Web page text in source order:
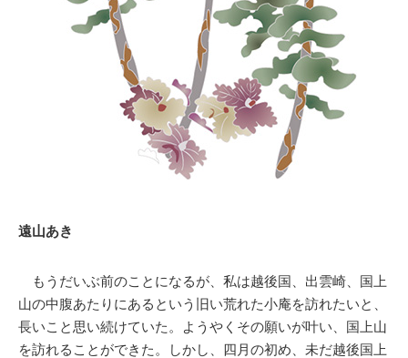
遠山あき
もうだいぶ前のことになるが、私は越後国、出雲崎、国上
山の中腹あたりにあるという旧い荒れた小庵を訪れたいと、
長いこと思い続けていた。ようやくその願いが叶い、国上山
を訪れることができた。しかし、四月の初め、未だ越後国上